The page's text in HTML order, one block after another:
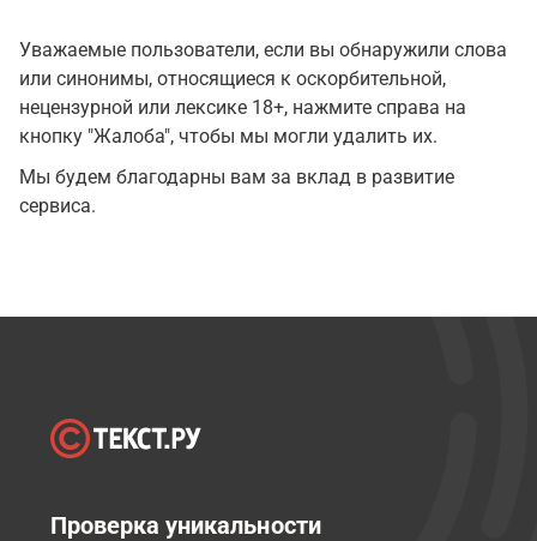
Уважаемые пользователи, если вы обнаружили слова
или синонимы, относящиеся к оскорбительной,
нецензурной или лексике 18+, нажмите справа на
кнопку "Жалоба", чтобы мы могли удалить их.
Мы будем благодарны вам за вклад в развитие
сервиса.
Проверка уникальности